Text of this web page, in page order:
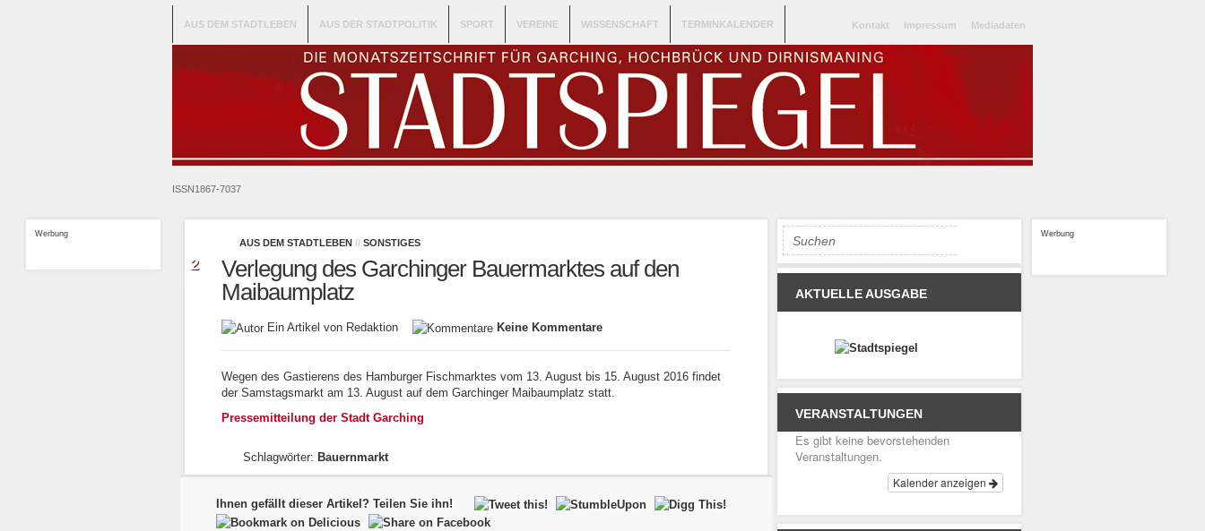
ISSN1867-7037
AUS DEM STADTLEBEN AUS DER STADTPOLITIK SPORT VEREINE WISSENSCHAFT TERMINKALENDER Kontakt Impressum Mediadaten
2
AUS DEM STADTLEBEN // SONSTIGES
Verlegung des Garchinger Bauermarktes auf den
Maibaumplatz
Ein Artikel von Redaktion Keine Kommentare
Wegen des Gastierens des Hamburger Fischmarktes vom 13. August bis 15. August 2016 findet
der Samstagsmarkt am 13. August auf dem Garchinger Maibaumplatz statt.
Pressemitteilung der Stadt Garching
Schlagwörter: Bauernmarkt
Ihnen gefällt dieser Artikel? Teilen Sie ihn!
AKTUELLE AUSGABE
VERANSTALTUNGEN
Es gibt keine bevorstehenden
Veranstaltungen.
Kalender anzeigen
Werbung
Werbung